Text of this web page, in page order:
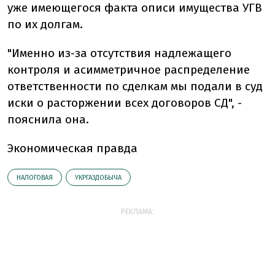
уже имеющегося факта описи имущества УГВ
по их долгам.
"Именно из-за отсутствия надлежащего
контроля и асимметричное распределение
ответственности по сделкам мы подали в суд
иски о расторжении всех договоров СД", -
пояснила она.
Экономическая правда
НАЛОГОВАЯ УКРГАЗДОБЫЧА
РЕКЛАМА: